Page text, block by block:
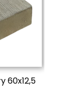
60x12,5